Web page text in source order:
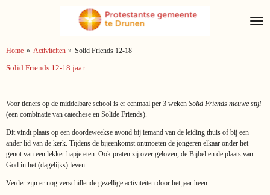
hoofdinhoud
Home » Activiteiten » Solid Friends 12-18
Solid Friends 12-18 jaar
Voor tieners op de middelbare school is er eenmaal per 3 weken Solid Friends nieuwe stijl
(een combinatie van catechese en Solide Friends).
Dit vindt plaats op een doordeweekse avond bij iemand van de leiding thuis of bij een
ander lid van de kerk. Tijdens de bijeenkomst ontmoeten de jongeren elkaar onder het
genot van een lekker hapje eten. Ook praten zij over geloven, de Bijbel en de plaats van
God in het (dagelijks) leven.
Verder zijn er nog verschillende gezellige activiteiten door het jaar heen.